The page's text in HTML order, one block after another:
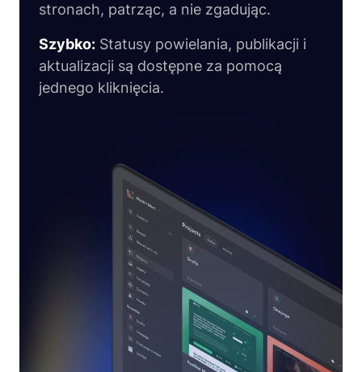
stronach, patrząc, a nie zgadując.
Szybko: Statusy powielania, publikacji i
aktualizacji są dostępne za pomocą
jednego kliknięcia.